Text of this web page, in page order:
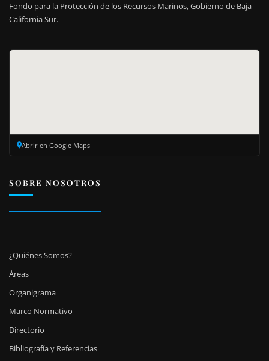
Fondo para la Protección de los Recursos Marinos, Gobierno de Baja
California Sur.
Abrir en Google Maps
SOBRE NOSOTROS
¿Quiénes Somos?
Áreas
Organigrama
Marco Normativo
Directorio
Bibliografía y Referencias